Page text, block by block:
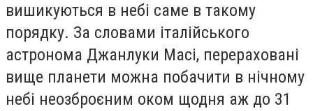
вишикуються в небі саме в такому
порядку. За словами італійського
астронома Джанлуки Масі, перераховані
вище планети можна побачити в нічному
небі неозброєним оком щодня аж до 31